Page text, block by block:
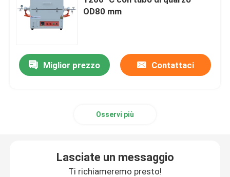
Fornaci industriali a camera
Forno a atmosfera controllata
Forno per ascensori
OD80 mm
Miglior prezzo Contattaci
Osservi più
Lasciate un messaggio
Ti richiameremo presto!